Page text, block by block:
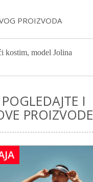
PROIZVODA
kostim, model Jolina
POGLEDAJTE I
PROIZVODE